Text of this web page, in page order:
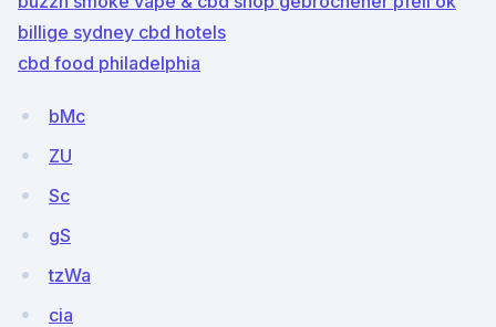
billige sydney cbd hotels
cbd food philadelphia
bMc
ZU
Sc
gS
tzWa
cia